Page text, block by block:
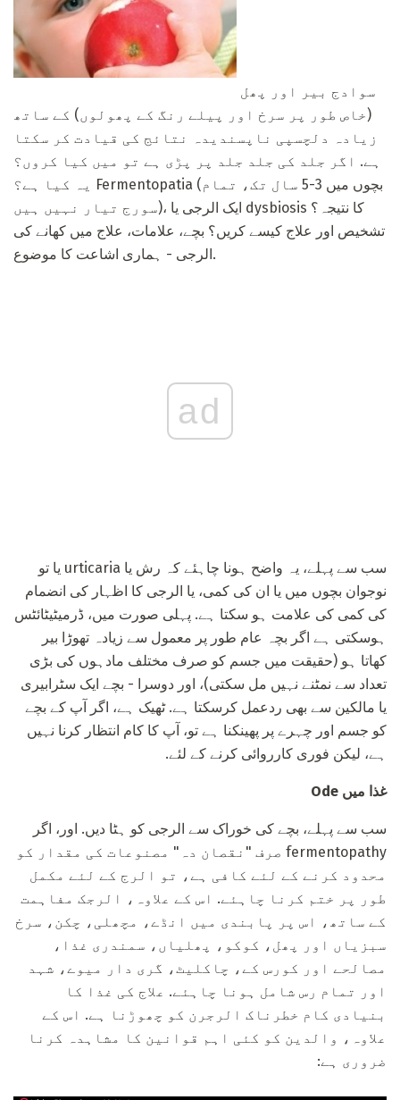
(خاص طور پر سرخ اور پیلے رنگ کے پھولوں) کے ساتھ
زیادہ دلچسپی ناپسندیدہ نتائج کی قیادت کر سکتا
ہے. اگر جلد کی جلد جلد پر پڑی ہے تو میں کیا کروں؟
یہ کیا ہے؟ Fermentopatia (بچوں میں 3-5 سال تک، تمام
سورج تیار نہیں ہیں)، ایک الرجی یا dysbiosis کا نتیجہ؟
تشخیص اور علاج کیسے کریں؟ بچے، علامات، علاج میں کھانے کی
الرجی - ہماری اشاعت کا موضوع.
ad
سب سے پہلے، یہ واضح ہونا چاہئے کہ رش یا urticaria یا تو
نوجوان بچوں میں یا ان کی کمی، یا الرجی کا اظہار کی انضمام
کی کمی کی علامت ہو سکتا ہے. پہلی صورت میں، ڈرمیٹیٹائٹس
ہوسکتی ہے اگر بچہ عام طور پر معمول سے زیادہ تھوڑا بیر
کھاتا ہو (حقیقت میں جسم کو صرف مختلف مادہوں کی بڑی
تعداد سے نمٹنے نہیں مل سکتی)، اور دوسرا - بچے ایک سٹرابیری
یا مالکین سے بھی ردعمل کرسکتا ہے. ٹھیک ہے، اگر آپ کے بچے
کو جسم اور چہرے پر پھینکنا ہے تو، آپ کا کام انتظار کرنا نہیں
ہے، لیکن فوری کارروائی کرنے کے لئے.
غذا میں Ode
سب سے پہلے، بچے کی خوراک سے الرجی کو ہٹا دیں. اور، اگر
fermentopathy صرف "نقصان دہ" مصنوعات کی مقدار کو
محدود کرنے کے لئے کافی ہے، تو الرج کے لئے مکمل
طور پر ختم کرنا چاہئے. اس کے علاوہ، الرجک مفاہمت
کے ساتھ، اس پر پابندی میں انڈے، مچھلی، چکن، سرخ
سبزیاں اور پھل، کوکو، پھلیاں، سمندری غذا،
مصالحے اور کورس کے، چاکلیٹ، گری دار میوے، شہد
اور تمام رس شامل ہونا چاہئے. علاج کی غذا کا
بنیادی کام خطرناک الرجرن کو چھوڑنا ہے. اس کے
علاوہ، والدین کو کئی اہم قوانین کا مشاہدہ کرنا
ضروری ہے: